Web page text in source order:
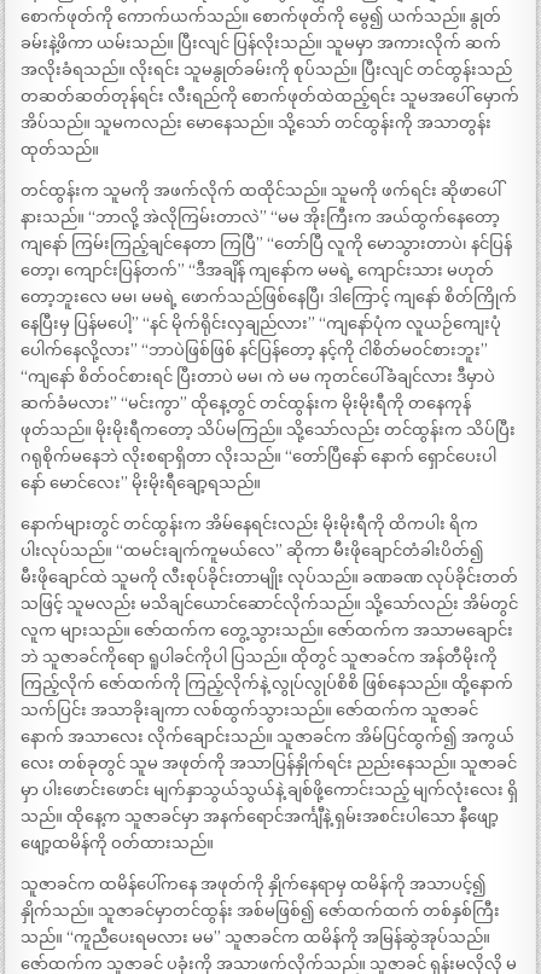
စောက်ဖုတ်ကို ကောက်ယက်သည်။ စောက်ဖုတ်ကို မွေ၍ ယက်သည်။ နွုတ်
ခမ်းနဲ့ဖိကာ ယမ်းသည်။ ပြီးလျင် ပြန်လိုးသည်။ သူမမှာ အကားလိုက် ဆက်
အလိုးခံရသည်။ လိုးရင်း သူမနွုတ်ခမ်းကို စုပ်သည်။ ပြီးလျင် တင်ထွန်းသည်
တဆတ်ဆတ်တုန်ရင်း လီးရည်ကို စောက်ဖုတ်ထဲထည့်ရင်း သူမအပေါ် မှောက်
အိပ်သည်။ သူမကလည်း မောနေသည်။ သို့သော် တင်ထွန်းကို အသာတွန်း
ထုတ်သည်။
တင်ထွန်းက သူမကို အဖက်လိုက် ထထိုင်သည်။ သူမကို ဖက်ရင်း ဆိုဖာပေါ်
နားသည်။ “ဘာလို့ အဲလိုကြမ်းတာလဲ” “မမ အိုးကြီးက အယ်ထွက်နေတော့
ကျနော် ကြမ်းကြည့်ချင်နေတာ ကြပြီ” “တော်ပြီ လူကို မောသွားတာပဲ၊ နင်ပြန်
တော့၊ ကျောင်းပြန်တက်” “ဒီအချိန် ကျနော်က မမရဲ့ ကျောင်းသား မဟုတ်
တော့ဘူးလေ မမ၊ မမရဲ့ ဖောက်သည်ဖြစ်နေပြီ၊ ဒါကြောင့် ကျနော် စိတ်ကြိုက်
နေပြီးမှ ပြန်မပေါ့” “နင် မိုက်ရိုင်းလှချည်လား” “ကျနော်ပုံက လူယဉ်ကျေးပုံ
ပေါက်နေလို့လား” “ဘာပဲဖြစ်ဖြစ် နင်ပြန်တော့ နင့်ကို ငါစိတ်မဝင်စားဘူး”
“ကျနော် စိတ်ဝင်စားရင် ပြီးတာပဲ မမ၊ ကဲ မမ ကုတင်ပေါ်ခံချင်လား ဒီမှာပဲ
ဆက်ခံမလား” “မင်းကွာ” ထိုနေ့တွင် တင်ထွန်းက မိုးမိုးရီကို တနေကုန်
ဖုတ်သည်။ မိုးမိုးရီကတော့ သိပ်မကြည်။ သို့သော်လည်း တင်ထွန်းက သိပ်ပြီး
ဂရုစိုက်မနေဘဲ လိုးစရာရှိတာ လိုးသည်။ “တော်ပြီနော် နောက် ရှောင်ပေးပါ
နော် မောင်လေး” မိုးမိုးရီချော့ရသည်။
နောက်များတွင် တင်ထွန်းက အိမ်နေရင်းလည်း မိုးမိုးရီကို ထိကပါး ရိက
ပါးလုပ်သည်။ “ထမင်းချက်ကူမယ်လေ” ဆိုကာ မီးဖိုချောင်တံခါးပိတ်၍
မီးဖိုချောင်ထဲ သူမကို လီးစုပ်ခိုင်းတာမျိုး လုပ်သည်။ ခဏခဏ လုပ်ခိုင်းတတ်
သဖြင့် သူမလည်း မသိချင်ယောင်ဆောင်လိုက်သည်။ သို့သော်လည်း အိမ်တွင်
လူက များသည်။ ဇော်ထက်က တွေ့သွားသည်။ ဇော်ထက်က အသာမချောင်း
ဘဲ သူဇာခင်ကိုရော ရူပါခင်ကိုပါ ပြသည်။ ထိုတွင် သူဇာခင်က အန်တီမိုးကို
ကြည့်လိုက် ဇော်ထက်ကို ကြည့်လိုက်နဲ့ လွုပ်လွုပ်စိစိ ဖြစ်နေသည်။ ထို့နောက်
သက်ပြင်း အသာခိုးချကာ လစ်ထွက်သွားသည်။ ဇော်ထက်က သူဇာခင်
နောက် အသာလေး လိုက်ချောင်းသည်။ သူဇာခင်က အိမ်ပြင်ထွက်၍ အကွယ်
လေး တစ်ခုတွင် သူမ အဖုတ်ကို အသာပြန်နှိုက်ရင်း ညည်းနေသည်။ သူဇာခင်
မှာ ပါးဖောင်းဖောင်း မျက်နှာသွယ်သွယ်နဲ့ ချစ်ဖို့ကောင်းသည့် မျက်လုံးလေး ရှိ
သည်။ ထိုနေ့က သူဇာခင်မှာ အနက်ရောင်အင်္ကျီနဲ့ ရှမ်းအစင်းပါသော နီဖျော့
ဖျော့ထမိန်ကို ဝတ်ထားသည်။
သူဇာခင်က ထမိန်ပေါ်ကနေ အဖုတ်ကို နှိုက်နေရာမှ ထမိန်ကို အသာပင့်၍
နှိုက်သည်။ သူဇာခင်မှာတင်ထွန်း အစ်မဖြစ်၍ ဇော်ထက်ထက် တစ်နှစ်ကြီး
သည်။ “ကူညီပေးရမလား မမ” သူဇာခင်က ထမိန်ကို အမြန်ဆွဲအုပ်သည်။
ဇော်ထက်က သူဇာခင် ပခုံးကို အသာဖက်လိုက်သည်။ သူဇာခင် ရုန်းမလိုလို မ